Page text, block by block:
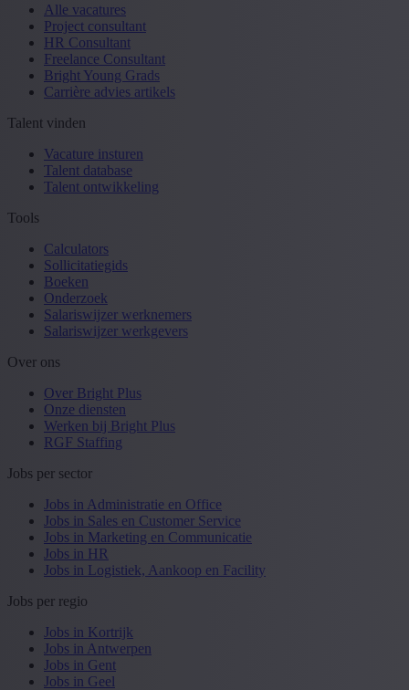
Alle vacatures
Project consultant
HR Consultant
Freelance Consultant
Bright Young Grads
Carrière advies artikels
Talent vinden
Vacature insturen
Talent database
Talent ontwikkeling
Tools
Calculators
Sollicitatiegids
Boeken
Onderzoek
Salariswijzer werknemers
Salariswijzer werkgevers
Over ons
Over Bright Plus
Onze diensten
Werken bij Bright Plus
RGF Staffing
Jobs per sector
Jobs in Administratie en Office
Jobs in Sales en Customer Service
Jobs in Marketing en Communicatie
Jobs in HR
Jobs in Logistiek, Aankoop en Facility
Jobs per regio
Jobs in Kortrijk
Jobs in Antwerpen
Jobs in Gent
Jobs in Geel